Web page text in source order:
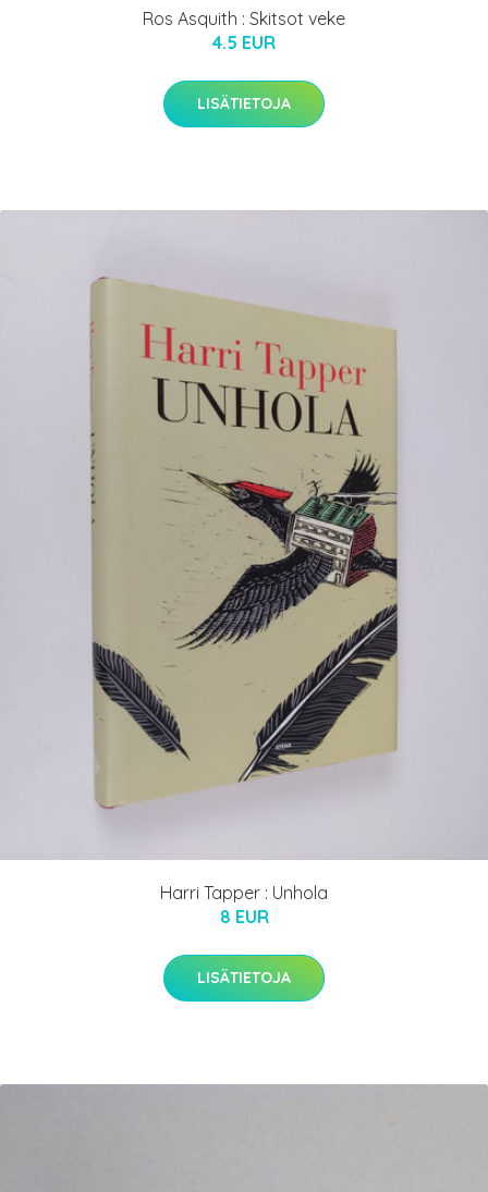
Ros Asquith : Skitsot veke
4.5 EUR
LISÄTIETOJA
Harri Tapper : Unhola
8 EUR
LISÄTIETOJA